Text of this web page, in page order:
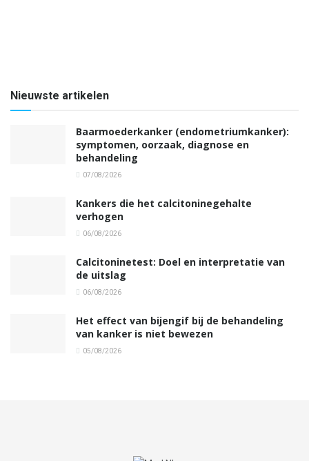
Nieuwste artikelen
Baarmoederkanker (endometriumkanker):
symptomen, oorzaak, diagnose en
behandeling
07/08/2026
Kankers die het calcitoninegehalte
verhogen
06/08/2026
Calcitoninetest: Doel en interpretatie van
de uitslag
06/08/2026
Het effect van bijengif bij de behandeling
van kanker is niet bewezen
05/08/2026